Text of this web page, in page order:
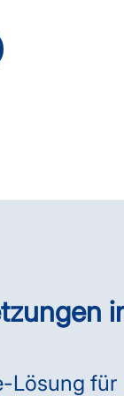
Lösung für